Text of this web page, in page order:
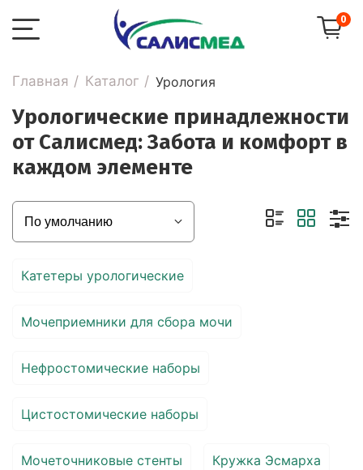
0
Главная Каталог Урология
Урологические принадлежности
от Салисмед: Забота и комфорт в
каждом элементе
Катетеры урологические
Мочеприемники для сбора мочи
Нефростомические наборы
Цистостомические наборы
Мочеточниковые стенты Кружка Эсмарха